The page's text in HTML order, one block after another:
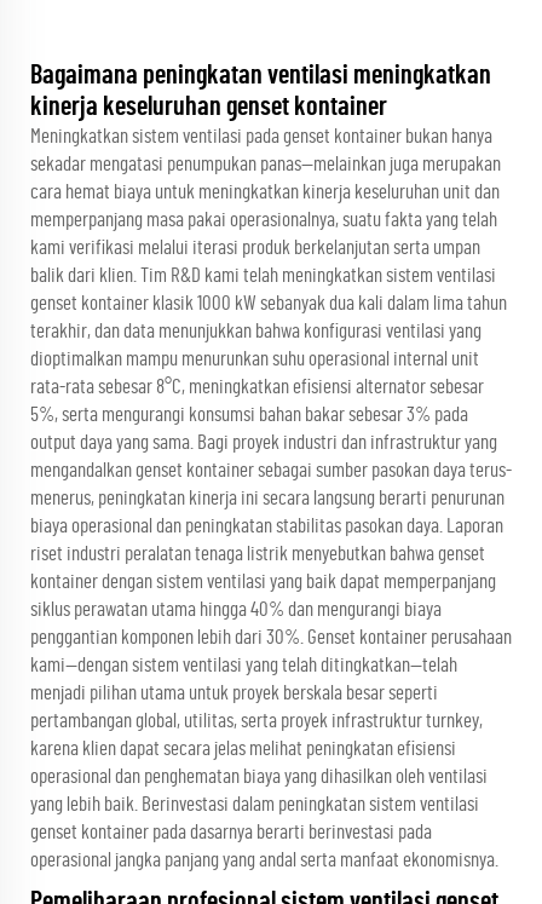
Bagaimana peningkatan ventilasi meningkatkan
kinerja keseluruhan genset kontainer
Meningkatkan sistem ventilasi pada genset kontainer bukan hanya
sekadar mengatasi penumpukan panas—melainkan juga merupakan
cara hemat biaya untuk meningkatkan kinerja keseluruhan unit dan
memperpanjang masa pakai operasionalnya, suatu fakta yang telah
kami verifikasi melalui iterasi produk berkelanjutan serta umpan
balik dari klien. Tim R&D kami telah meningkatkan sistem ventilasi
genset kontainer klasik 1000 kW sebanyak dua kali dalam lima tahun
terakhir, dan data menunjukkan bahwa konfigurasi ventilasi yang
dioptimalkan mampu menurunkan suhu operasional internal unit
rata-rata sebesar 8°C, meningkatkan efisiensi alternator sebesar
5%, serta mengurangi konsumsi bahan bakar sebesar 3% pada
output daya yang sama. Bagi proyek industri dan infrastruktur yang
mengandalkan genset kontainer sebagai sumber pasokan daya terus-
menerus, peningkatan kinerja ini secara langsung berarti penurunan
biaya operasional dan peningkatan stabilitas pasokan daya. Laporan
riset industri peralatan tenaga listrik menyebutkan bahwa genset
kontainer dengan sistem ventilasi yang baik dapat memperpanjang
siklus perawatan utama hingga 40% dan mengurangi biaya
penggantian komponen lebih dari 30%. Genset kontainer perusahaan
kami—dengan sistem ventilasi yang telah ditingkatkan—telah
menjadi pilihan utama untuk proyek berskala besar seperti
pertambangan global, utilitas, serta proyek infrastruktur turnkey,
karena klien dapat secara jelas melihat peningkatan efisiensi
operasional dan penghematan biaya yang dihasilkan oleh ventilasi
yang lebih baik. Berinvestasi dalam peningkatan sistem ventilasi
genset kontainer pada dasarnya berarti berinvestasi pada
operasional jangka panjang yang andal serta manfaat ekonomisnya.